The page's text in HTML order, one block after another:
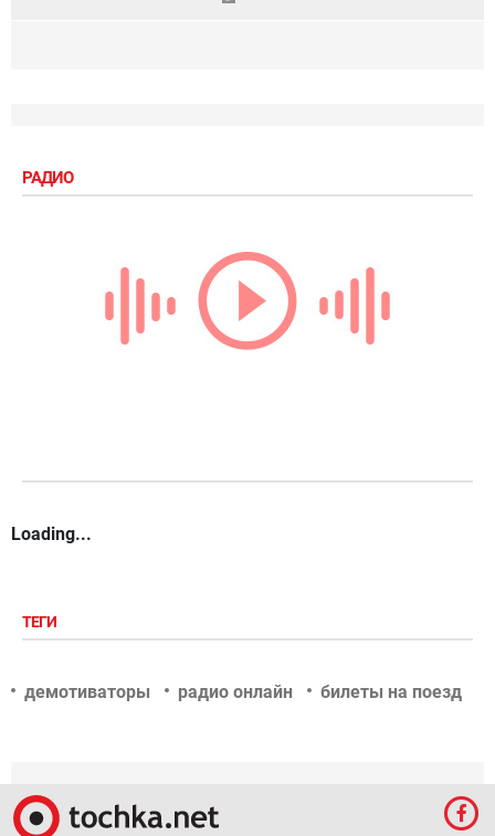
РАДИО
Loading...
ТЕГИ
демотиваторы радио онлайн билеты на поезд